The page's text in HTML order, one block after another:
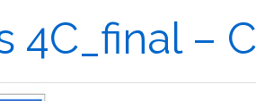
4C_final –